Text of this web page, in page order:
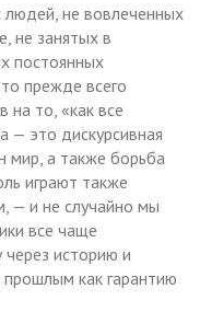
не вовлеченных
не занятых в
постоянных
прежде всего
на то, «как все
— это дискурсивная
мир, а также борьба
играют также
— и не случайно мы
все чаще
историю и
прошлым как гарантию